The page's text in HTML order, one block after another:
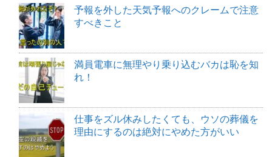
予報を外した天気予報へのクレームで注意
すべきこと
満員電車に無理やり乗り込むバカは恥を知
れ！
仕事をズル休みしたくても、ウソの葬儀を
理由にするのは絶対にやめた方がいい